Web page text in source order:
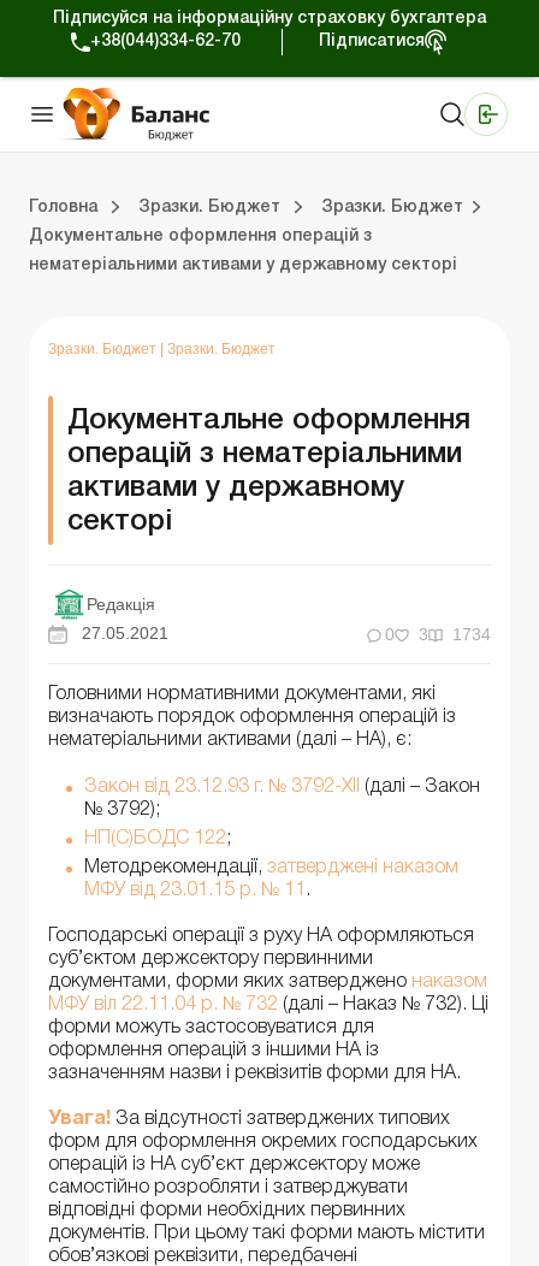
Підписуйся на інформаційну страховку бухгалтера
+38(044)334-62-70
Підписатися
Головна Зразки. Бюджет
Зразки. Бюджет
Документальне оформлення операцій з
нематеріальними активами у державному секторі
Зразки. Бюджет Зразки. Бюджет
Документальне оформлення
операцій з нематеріальними
активами у державному
секторі
Редакція
27.05.2021
0 3 1734
Головними нормативними документами, які
визначають порядок оформлення операцій із
нематеріальними активами (далі – НА), є:
Закон від 23.12.93 г. № 3792-XII
(далі – Закон
№ 3792);
НП(С)БОДС 122 ;
Методрекомендації, затверджені наказом
МФУ від 23.01.15 р. № 11 .
Господарські операції з руху НА оформляються
суб’єктом держсектору первинними
документами, форми яких затверджено наказом
МФУ віл 22.11.04 р. № 732 (далі – Наказ № 732). Ці
форми можуть застосовуватися для
оформлення операцій з іншими НА із
зазначенням назви і реквізитів форми для НА.
Увага! За відсутності затверджених типових
форм для оформлення окремих гос­по­дарських
операцій із НА суб’єкт держсектору може
самостійно розробляти і затверджувати
відповідні форми необхідних первинних
документів. При цьому такі форми мають містити
обов’язкові реквізити, передбачені